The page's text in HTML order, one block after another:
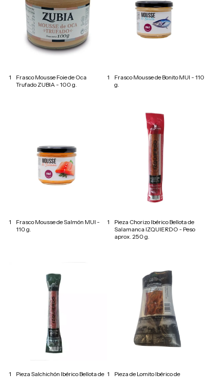
1
Frasco Mousse Foie de Oca
Trufado ZUBIA - 100 g.
1
Frasco Mousse de Bonito MUI - 110
g.
1
Frasco Mousse de Salmón MUI -
110 g.
1
Pieza Chorizo Ibérico Bellota de
Salamanca IZQUIERDO - Peso
aprox. 250 g.
1
Pieza Salchichón Ibérico Bellota de 1
Pieza de Lomito Ibérico de